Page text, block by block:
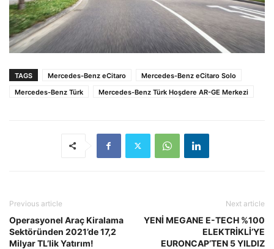
TAGS Mercedes-Benz eCitaro
Mercedes-Benz eCitaro Solo
Mercedes-Benz Türk
Mercedes-Benz Türk Hoşdere AR-GE Merkezi
Previous article
Operasyonel Araç Kiralama
Sektöründen 2021’de 17,2
Milyar TL’lik Yatırım!
Next article
YENİ MEGANE E-TECH %100
ELEKTRİKLİ’YE
EURONCAP’TEN 5 YILDIZ